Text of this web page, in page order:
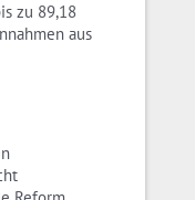
zu 89,18
aus